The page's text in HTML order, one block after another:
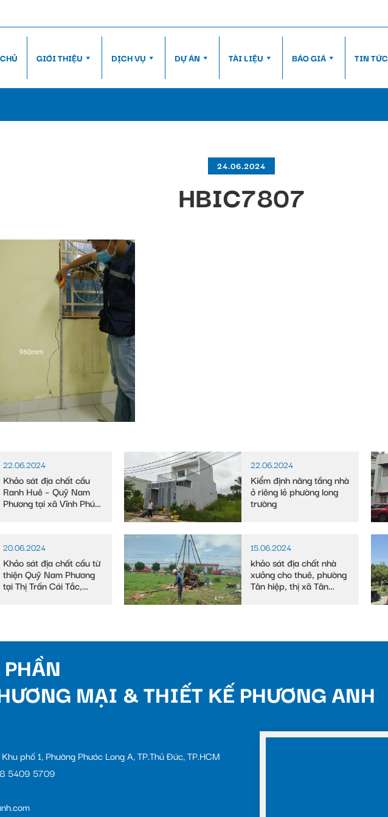
GIỚI THIỆU DỊCH VỤ DỰ ÁN TÀI LIỆU BÁO GIÁ TIN TỨC
24.06.2024
HBIC7807
22.06.2024
Khảo sát địa chất cầu
Ranh Huê – Quỹ Nam
Phương tại xã Vĩnh Phú
22.06.2024
Kiểm định nâng tầng nhà
ở riêng lẻ phường long
trường
20.06.2024
Khảo sát địa chất cầu từ
thiện Quỹ Nam Phương
tại Thị Trấn Cái Tắc,
15.06.2024
khảo sát địa chất nhà
xưởng cho thuê, phường
Tân hiệp, thị xã Tân
MẠI & THIẾT KẾ PHƯƠNG ANH
phố 1, Phường Phước Long A, TP.Thủ Đức, TP.HCM
5409 5709